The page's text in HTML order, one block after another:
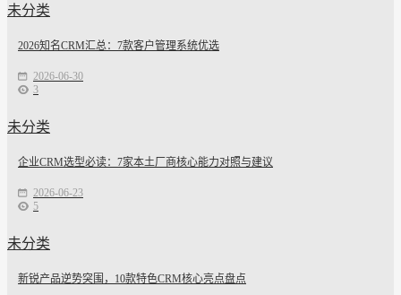
未分类
2026知名CRM汇总：7款客户管理系统优选
2026-06-30
3
未分类
企业CRM选型必读：7家本土厂商核心能力对照与建议
2026-06-23
5
未分类
新锐产品逆势突围，10款特色CRM核心亮点盘点